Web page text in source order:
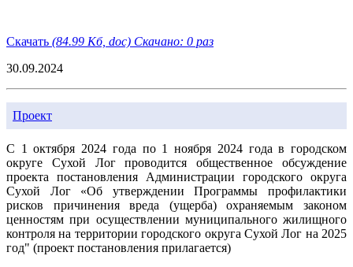
Скачать (84.99 Кб, doc) Скачано: 0 раз
30.09.2024
Проект
С 1 октября 2024 года по 1 ноября 2024 года в городском
округе Сухой Лог проводится общественное обсуждение
проекта постановления Администрации городского округа
Сухой Лог «Об утверждении Программы профилактики
рисков причинения вреда (ущерба) охраняемым законом
ценностям при осуществлении муниципального жилищного
контроля на территории городского округа Сухой Лог на 2025
год" (проект постановления прилагается)